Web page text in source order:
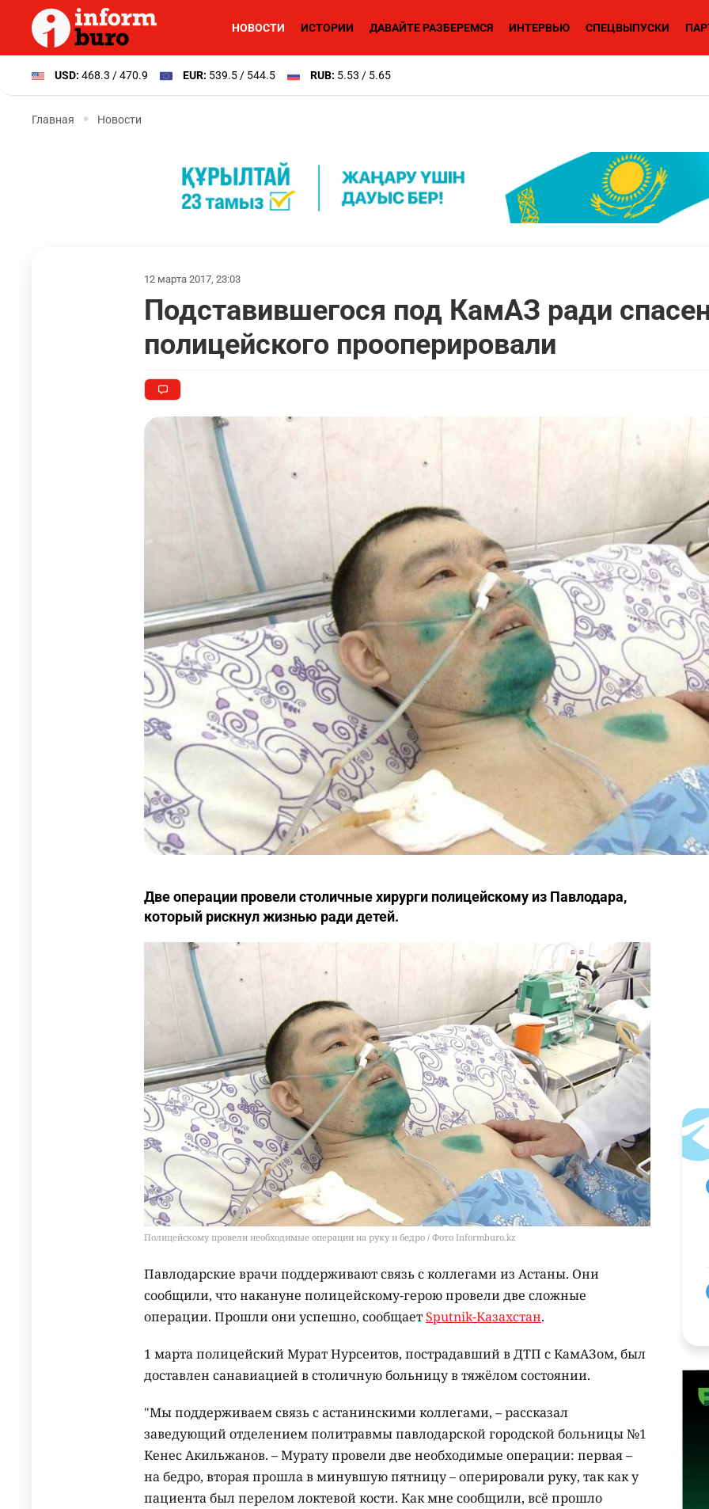
НОВОСТИ ИСТОРИИ ДАВАЙТЕ РАЗБЕРЕМСЯ ИНТЕРВЬЮ СПЕЦВЫПУСКИ
USD: 468.3 / 470.9 EUR: 539.5 / 544.5 RUB: 5.53 / 5.65
Главная Новости
12 марта 2017, 23:03
Подставившегося под КамАЗ ради
полицейского прооперировали
Две операции провели столичные хирурги полицейскому из Павлодара,
который рискнул жизнью ради детей.
Полицейскому провели необходимые операции на руку и бедро / Фото Informburo.kz
Павлодарские врачи поддерживают связь с коллегами из Астаны. Они
сообщили, что накануне полицейскому-герою провели две сложные
операции. Прошли они успешно, сообщаетSputnik-Казахстан.
1 марта полицейский Мурат Нурсеитов, пострадавший в ДТП с КамАЗом, был
доставлен санавиацией в столичную больницу в тяжёлом состоянии.
"Мы поддерживаем связь с астанинскими коллегами, – рассказал
заведующий отделением политравмы павлодарской городской больницы №1
Кенес Акильжанов. – Мурату провели две необходимые операции: первая –
на бедро, вторая прошла в минувшую пятницу – оперировали руку, так как у
пациента был перелом локтевой кости. Как мне сообщили, всё прошло